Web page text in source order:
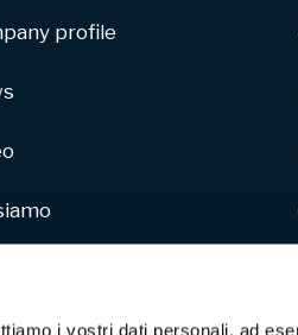
i vostri dati personali, ad
profile